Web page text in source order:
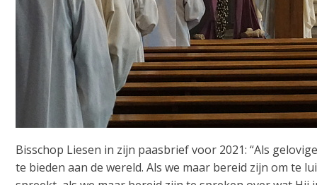
Bisschop Liesen in zijn paasbrief voor 2021: “Als
te bieden aan de wereld. Als we maar bereid zijn om te